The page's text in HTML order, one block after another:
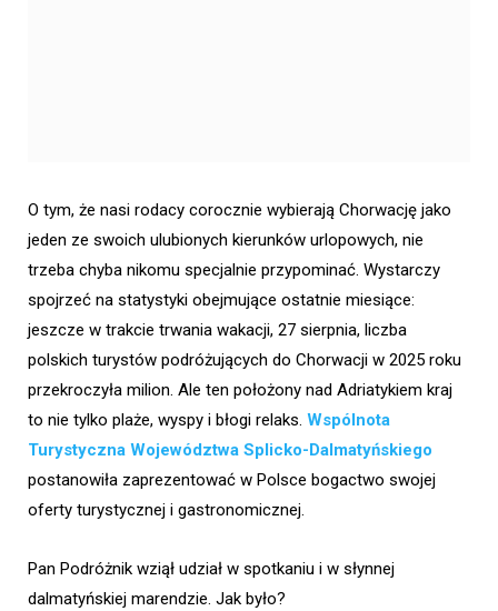
O tym, że nasi rodacy corocznie wybierają Chorwację jako
jeden ze swoich ulubionych kierunków urlopowych, nie
trzeba chyba nikomu specjalnie przypominać. Wystarczy
spojrzeć na statystyki obejmujące ostatnie miesiące:
jeszcze w trakcie trwania wakacji, 27 sierpnia, liczba
polskich turystów podróżujących do Chorwacji w 2025 roku
przekroczyła milion. Ale ten położony nad Adriatykiem kraj
to nie tylko plaże, wyspy i błogi relaks. Wspólnota
Turystyczna Województwa Splicko-Dalmatyńskiego
postanowiła zaprezentować w Polsce bogactwo swojej
oferty turystycznej i gastronomicznej.
Pan Podróżnik wziął udział w spotkaniu i w słynnej
dalmatyńskiej marendzie. Jak było?